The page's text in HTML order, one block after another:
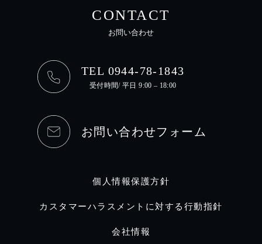
CONTACT
お問い合わせ
TEL 0944-78-1843
受付時間/ 平日 9:00 – 18:00
お問い合わせフォーム
個人情報保護方針
カスタマーハラスメントに対する行動指針
会社情報